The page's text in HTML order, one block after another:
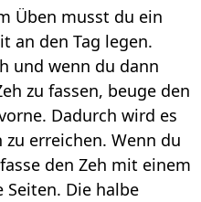
Üben musst du ein
an den Tag legen.
und wenn du dann
zu fassen, beuge den
Dadurch wird es
erreichen. Wenn du
den Zeh mit einem
Seiten. Die halbe